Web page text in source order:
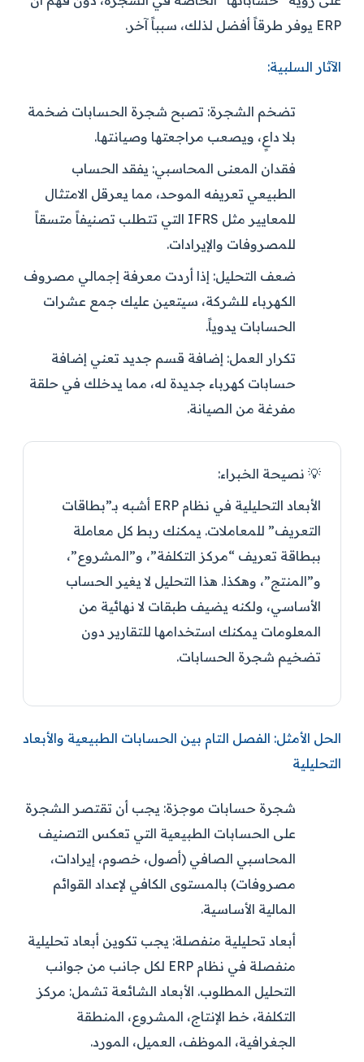
ERP يوفر طرقاً أفضل لذلك، سبباً آخر.
الآثار السلبية:
تضخم الشجرة: تصبح شجرة الحسابات ضخمة
بلا داعٍ، ويصعب مراجعتها وصيانتها.
فقدان المعنى المحاسبي: يفقد الحساب
الطبيعي تعريفه الموحد، مما يعرقل الامتثال
للمعايير مثل IFRS التي تتطلب تصنيفاً متسقاً
للمصروفات والإيرادات.
ضعف التحليل: إذا أردت معرفة إجمالي مصروف
الكهرباء للشركة، سيتعين عليك جمع عشرات
الحسابات يدوياً.
تكرار العمل: إضافة قسم جديد تعني إضافة
حسابات كهرباء جديدة له، مما يدخلك في حلقة
مفرغة من الصيانة.
💡 نصيحة الخبراء:
الأبعاد التحليلية في نظام ERP أشبه بـ”بطاقات
التعريف” للمعاملات. يمكنك ربط كل معاملة
ببطاقة تعريف “مركز التكلفة”، و”المشروع”،
و”المنتج”، وهكذا. هذا التحليل لا يغير الحساب
الأساسي، ولكنه يضيف طبقات لا نهائية من
المعلومات يمكنك استخدامها للتقارير دون
تضخيم شجرة الحسابات.
الحل الأمثل: الفصل التام بين الحسابات الطبيعية والأبعاد
التحليلية
شجرة حسابات موجزة: يجب أن تقتصر الشجرة
على الحسابات الطبيعية التي تعكس التصنيف
المحاسبي الصافي (أصول، خصوم، إيرادات،
مصروفات) بالمستوى الكافي لإعداد القوائم
المالية الأساسية.
أبعاد تحليلية منفصلة: يجب تكوين أبعاد تحليلية
منفصلة في نظام ERP لكل جانب من جوانب
التحليل المطلوب. الأبعاد الشائعة تشمل: مركز
التكلفة، خط الإنتاج، المشروع، المنطقة
الجغرافية، الموظف، العميل، المورد.